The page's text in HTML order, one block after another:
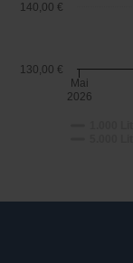
Mai
2026
130,00 €
140,00 €